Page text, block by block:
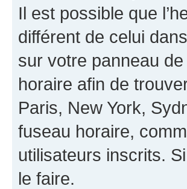
Il est possible que
différent de celui
sur votre panneau
horaire afin de
Paris, New York,
fuseau horaire,
utilisateurs inscrits.
le faire.